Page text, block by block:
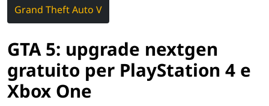
Grand Theft Auto V
GTA 5: upgrade nextgen
gratuito per PlayStation 4 e
Xbox One